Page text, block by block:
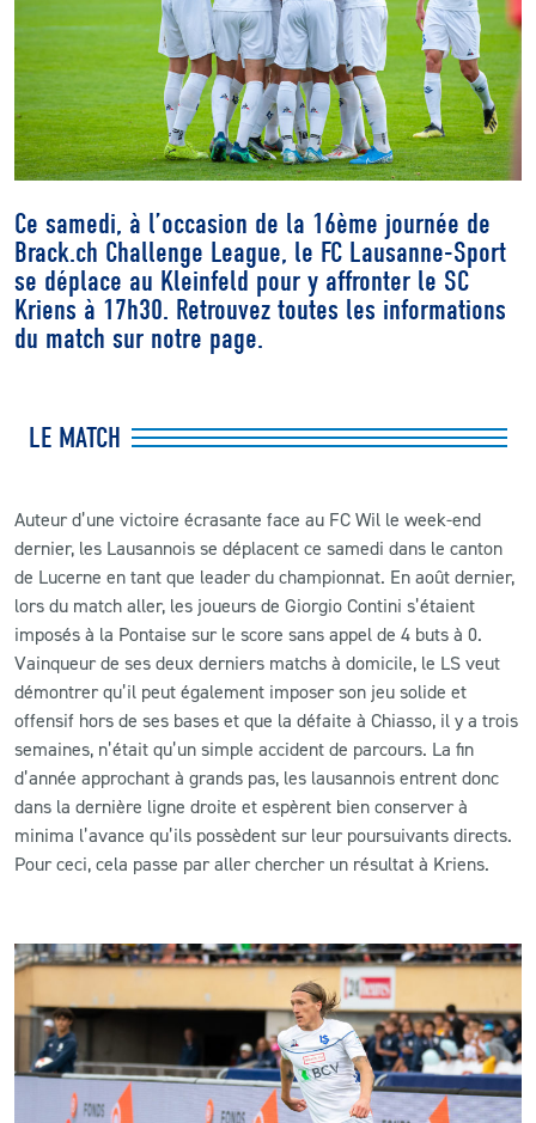
CLUB
CONTACT
ACTUALITÉS
LS E-SHOP
L’APP DU LS
LS ACADEMY CAMPS
PRESSE ET MEDIAS
Ce samedi, à l’occasion de la 16ème journée de
Brack.ch Challenge League, le FC Lausanne-Sport
se déplace au Kleinfeld pour y affronter le SC
Kriens à 17h30. Retrouvez toutes les informations
du match sur notre page.
LE MATCH
Auteur d’une victoire écrasante face au FC Wil le week-end
dernier, les Lausannois se déplacent ce samedi dans le canton
de Lucerne en tant que leader du championnat. En août dernier,
lors du match aller, les joueurs de Giorgio Contini s’étaient
imposés à la Pontaise sur le score sans appel de 4 buts à 0.
Vainqueur de ses deux derniers matchs à domicile, le LS veut
démontrer qu’il peut également imposer son jeu solide et
offensif hors de ses bases et que la défaite à Chiasso, il y a trois
semaines, n’était qu’un simple accident de parcours. La fin
d’année approchant à grands pas, les lausannois entrent donc
dans la dernière ligne droite et espèrent bien conserver à
minima l’avance qu’ils possèdent sur leur poursuivants directs.
Pour ceci, cela passe par aller chercher un résultat à Kriens.